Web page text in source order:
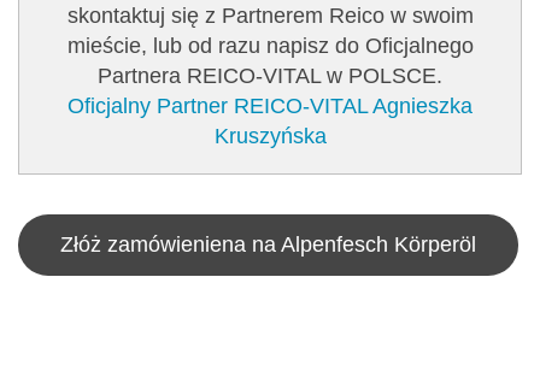
Zawartość: 50 ml /Nr art.: 5103
skontaktuj się z Partnerem Reico w swoim
mieście, lub od razu napisz do Oficjalnego
Partnera REICO-VITAL w POLSCE.
Oficjalny Partner REICO-VITAL Agnieszka
Kruszyńska
Złóż zamówieniena na Alpenfesch Körperöl